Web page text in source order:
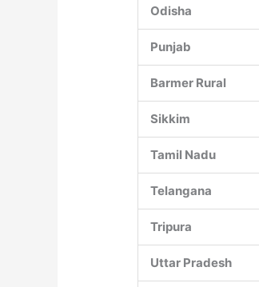
Odisha
Punjab
Barmer Rural
Sikkim
Tamil Nadu
Telangana
Tripura
Uttar Pradesh